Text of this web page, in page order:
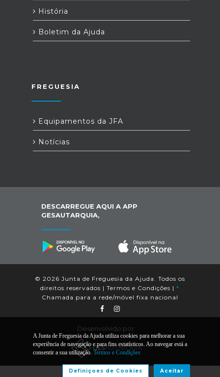
História
Boletim da Ajuda
FREGUESIA
Equipamentos da JFA
Notícias
DESCARREGUE AQUI A APP
GESAUTARQUIA,
© 2026 Junta de Freguesia da Ajuda. Todos os
direitos reservados | Termos e Condições | *
Chamada para a rede/móvel fixa nacional
Desenvolvido por:
A Junta de Freguesia da Ajuda utiliza cookies para melhorar a sua
experiência de navegação e para fins estatísticos. Ao navegar está a
consentir a sua utilização. Termos e Condições
Aceitar
Definiçoes de Cookies